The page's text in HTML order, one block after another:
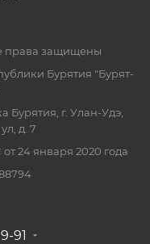
права защищены
Бурятия "Бурят-
Бурятия, г. Улан-Удэ,
д. 7
24 января 2020 года
91